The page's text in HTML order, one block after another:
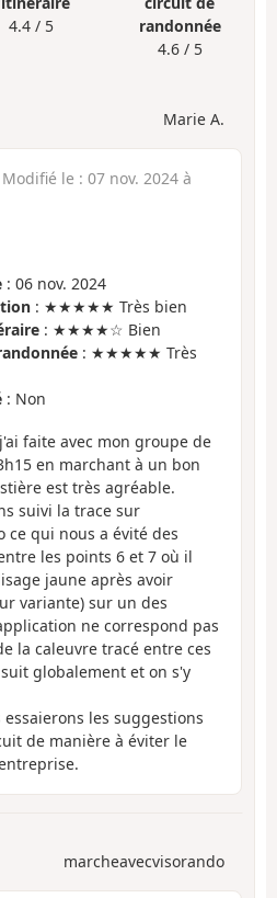
4.4 / 5
randonnée
4.6 / 5
Marie A.
Modifié le : 07 nov. 2024 à
: 06 nov. 2024
: ★★★★★ Très bien
: ★★★★☆ Bien
: ★★★★★ Très
: Non
faite avec mon groupe de
en marchant à un bon
est très agréable.
suivi la trace sur
ce qui nous a évité des
les points 6 et 7 où il
jaune après avoir
variante) sur un des
ne correspond pas
la caleuvre tracé entre ces
globalement et on s'y
les suggestions
de manière à éviter le
marcheavecvisorando